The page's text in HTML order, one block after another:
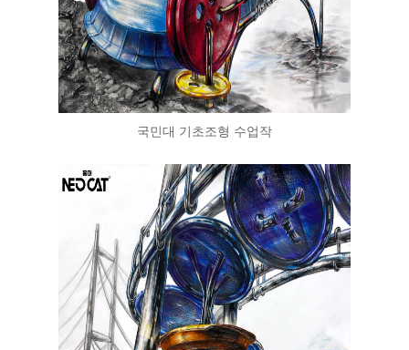
국민대 기초조형 수업작